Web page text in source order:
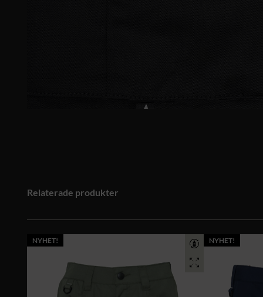
Relaterade produkter
NYHET! NYHET!